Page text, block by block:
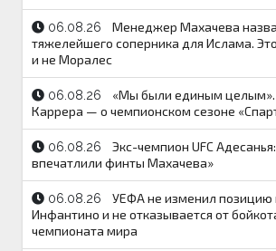
06.08.26
Менеджер Махачева
тяжелейшего соперника для Ислама.
и не Моралес
06.08.26
«Мы были единым
Каррера — о чемпионском сезоне
06.08.26
Экс-чемпион UFC
впечатлили финты Махачева»
06.08.26
УЕФА не изменил позицию
Инфантино и не отказывается от
чемпионата мира